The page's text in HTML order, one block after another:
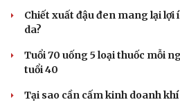
Chiết xuất đậu đen mang lại lợi
da?
Tuổi 70 uống 5 loại thuốc mỗi
tuổi 40
Tại sao cần cấm kinh doanh